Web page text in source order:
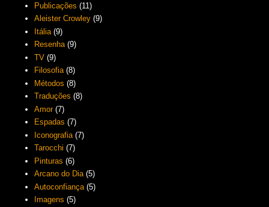
Publicações (11)
Aleister Crowley (9)
Itália (9)
Resenha (9)
TV (9)
Filosofia (8)
Métodos (8)
Traduções (8)
Amor (7)
Espadas (7)
Iconografia (7)
Tarocchi (7)
Pinturas (6)
Arcano do Dia (5)
Autoconfiança (5)
Imagens (5)